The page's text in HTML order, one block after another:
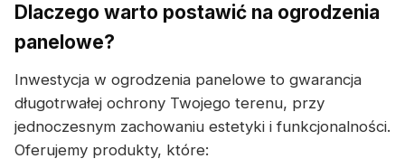
Dlaczego warto postawić na ogrodzenia
panelowe?
Inwestycja w ogrodzenia panelowe to gwarancja
długotrwałej ochrony Twojego terenu, przy
jednoczesnym zachowaniu estetyki i funkcjonalności.
Oferujemy produkty, które: